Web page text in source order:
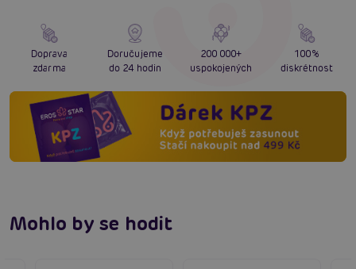
Doprava
zdarma
Doručujeme
do 24 hodin
200 000+
uspokojených
100%
diskrétnost
Mohlo by se hodit